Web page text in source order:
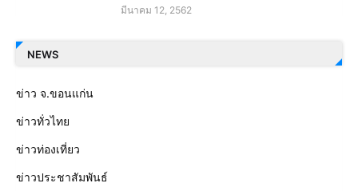
มีนาคม 12, 2562
NEWS
ข่าว จ.ขอนแก่น
ข่าวทั่วไทย
ข่าวท่องเที่ยว
ข่าวประชาสัมพันธ์